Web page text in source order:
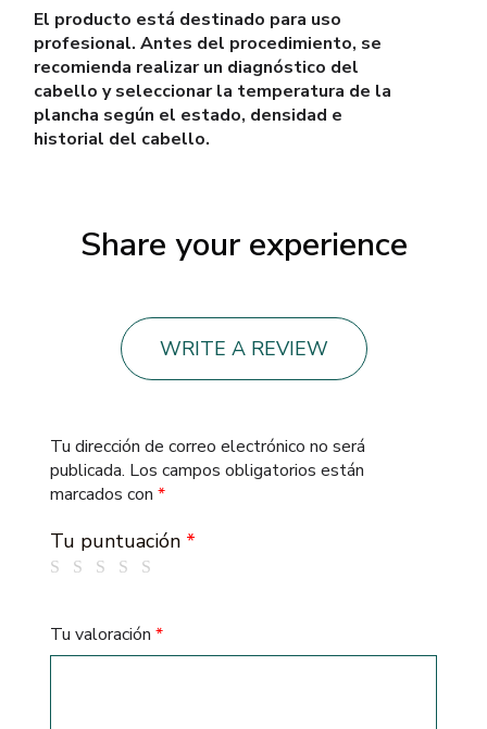
El producto está destinado para uso
profesional. Antes del procedimiento, se
recomienda realizar un diagnóstico del
cabello y seleccionar la temperatura de la
plancha según el estado, densidad e
historial del cabello.
Share your experience
WRITE A REVIEW
Tu dirección de correo electrónico no será
publicada. Los campos obligatorios están
marcados con *
Tu puntuación *
Tu valoración *